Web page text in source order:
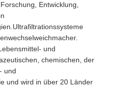
Entwicklung,
und
chemischen, der
und
und wird in über 20 Länder